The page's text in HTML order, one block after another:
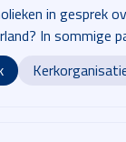
in gesprek
In sommige